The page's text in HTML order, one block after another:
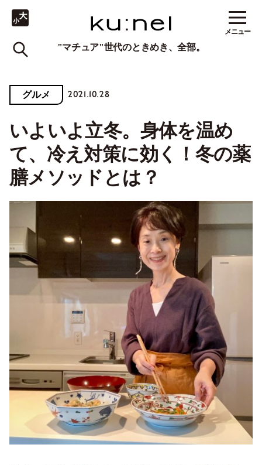
"マチュア"世代のときめき、全部。
メニュー
グルメ 2021.10.28
いよいよ立冬。身体を温め
て、冷え対策に効く！冬の薬
膳メソッドとは？